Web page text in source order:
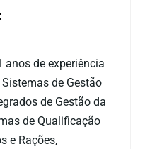
anos de experiência
de Gestão
de Gestão da
de Qualificação
e Rações,